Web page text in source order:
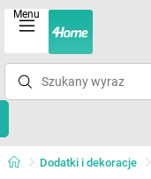
Menu
Dodatki i dekoracje